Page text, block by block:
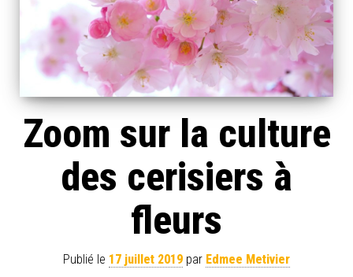
Zoom sur la culture
des cerisiers à
fleurs
Publié le 17 juillet 2019 par Edmee Metivier